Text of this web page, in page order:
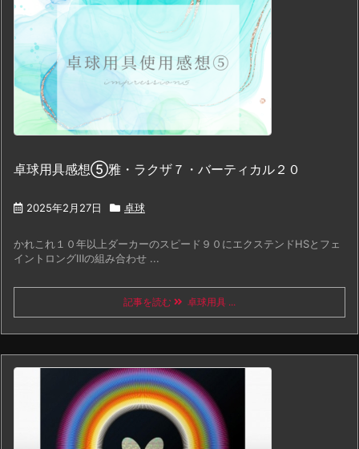
卓球用具感想⑤雅・ラクザ７・バーティカル２０
2025年2月27日 卓球
かれこれ１０年以上ダーカーのスピード９０にエクステンドHSとフェ
イントロングⅢの組み合わせ ...
記事を読む 卓球用具 ...